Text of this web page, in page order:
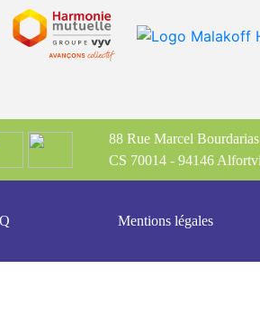
88 Rue Marcel Bourdarias
CS 70014 - 94146
Mentions légales